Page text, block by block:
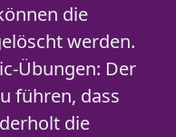
die
werden.
Übungen: Der
führen, dass
die